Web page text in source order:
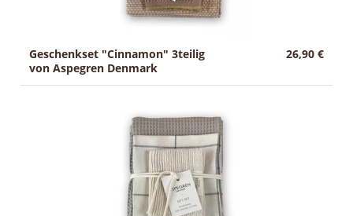
Geschenkset "Cinnamon" 3teilig
von Aspegren Denmark
26,90 €